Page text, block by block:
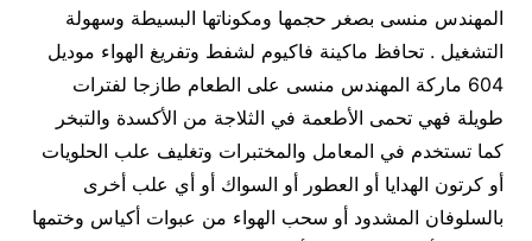
المهندس منسى بصغر حجمها ومكوناتها البسيطة وسهولة
التشغيل . تحافظ ماكينة فاكيوم لشفط وتفريغ الهواء موديل
604 ماركة المهندس منسى على الطعام طازجا لفترات
طويلة فهي تحمى الأطعمة في الثلاجة من الأكسدة والتبخر
كما تستخدم في المعامل والمختبرات وتغليف علب الحلويات
أو كرتون الهدايا أو العطور أو السواك أو أي علب أخرى
بالسلوفان المشدود أو سحب الهواء من عبوات أكياس وختمها